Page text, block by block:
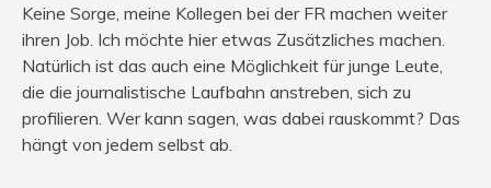
Keine Sorge, meine Kollegen bei der FR machen weiter
ihren Job. Ich möchte hier etwas Zusätzliches machen.
Natürlich ist das auch eine Möglichkeit für junge Leute,
die die journalistische Laufbahn anstreben, sich zu
profilieren. Wer kann sagen, was dabei rauskommt? Das
hängt von jedem selbst ab.